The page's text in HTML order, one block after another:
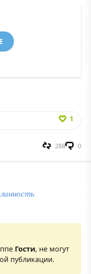
1
0
288
Гости, не могут
публикации.